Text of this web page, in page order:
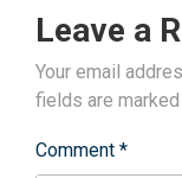
Leave a
Your email
fields are marked
Comment *